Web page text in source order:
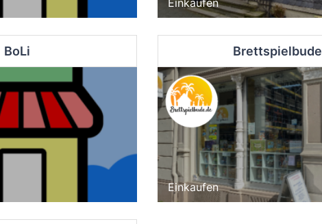
BoLi Brettspielbude
Einkaufen